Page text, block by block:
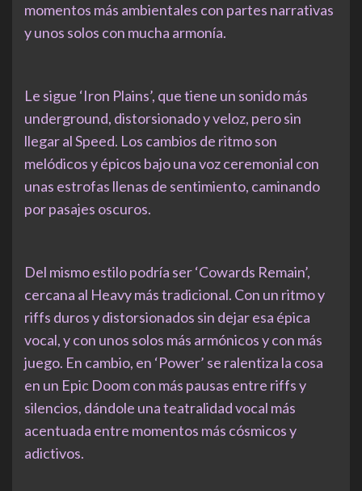
momentos más ambientales con partes narrativas
y unos solos con mucha armonía.
Le sigue ‘Iron Plains’, que tiene un sonido más
underground, distorsionado y veloz, pero sin
llegar al Speed. Los cambios de ritmo son
melódicos y épicos bajo una voz ceremonial con
unas estrofas llenas de sentimiento, caminando
por pasajes oscuros.
Del mismo estilo podría ser ‘Cowards Remain’,
cercana al Heavy más tradicional. Con un ritmo y
riffs duros y distorsionados sin dejar esa épica
vocal, y con unos solos más armónicos y con más
juego. En cambio, en ‘Power’ se ralentiza la cosa
en un Epic Doom con más pausas entre riffs y
silencios, dándole una teatralidad vocal más
acentuada entre momentos más cósmicos y
adictivos.